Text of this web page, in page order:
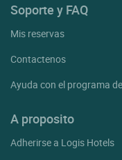
Soporte y FAQ
Mis reservas
Contactenos
Ayuda con el programa
A proposito
Adherirse a Logis Hotels